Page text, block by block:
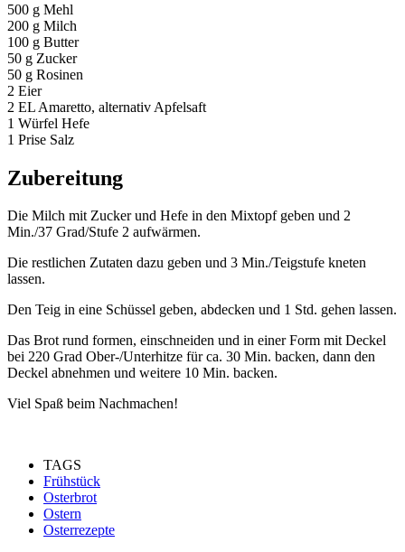
500 g Mehl
200 g Milch
100 g Butter
50 g Zucker
50 g Rosinen
2 Eier
2 EL Amaretto, alternativ Apfelsaft
1 Würfel Hefe
1 Prise Salz
Zubereitung
Die Milch mit Zucker und Hefe in den Mixtopf geben und 2
Min./37 Grad/Stufe 2 aufwärmen.
Die restlichen Zutaten dazu geben und 3 Min./Teigstufe kneten
lassen.
Den Teig in eine Schüssel geben, abdecken und 1 Std. gehen lassen.
Das Brot rund formen, einschneiden und in einer Form mit Deckel
bei 220 Grad Ober-/Unterhitze für ca. 30 Min. backen, dann den
Deckel abnehmen und weitere 10 Min. backen.
Viel Spaß beim Nachmachen!
TAGS
Frühstück
Osterbrot
Ostern
Osterrezepte